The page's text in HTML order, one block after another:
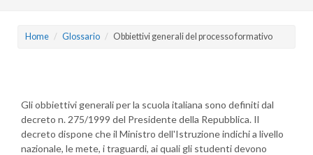
Home Glossario Obbiettivi generali del processo formativo
Gli obbiettivi generali per la scuola italiana sono definiti dal
decreto n. 275/1999 del Presidente della Repubblica. Il
decreto dispone che il Ministro dell'Istruzione indichi a livello
nazionale, le mete, i traguardi, ai quali gli studenti devono